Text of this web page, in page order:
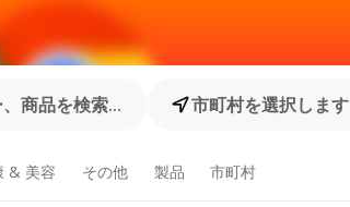
商品を検索...
市町村を選択します
& 美容 その他 製品 市町村